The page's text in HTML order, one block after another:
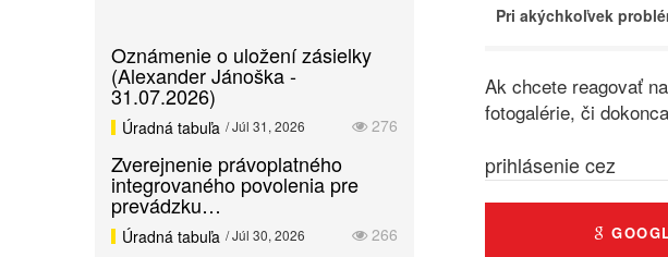
Pri akýchkoľvek
Ak chcete reagovať
fotogalérie, či
prihlásenie cez
Oznámenie o uložení zásielky
(Alexander Jánoška -
31.07.2026)
276
Úradná tabuľa / Júl 31, 2026
Zverejnenie právoplatného
integrovaného povolenia pre
prevádzku…
266
Úradná tabuľa / Júl 30, 2026